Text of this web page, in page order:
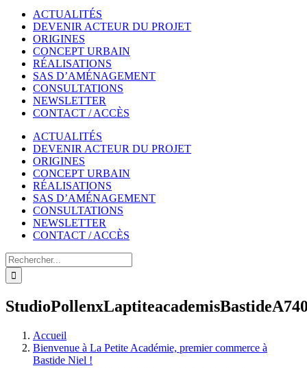
ACTUALITÉS
DEVENIR ACTEUR DU PROJET
ORIGINES
CONCEPT URBAIN
RÉALISATIONS
SAS D’AMÉNAGEMENT
CONSULTATIONS
NEWSLETTER
CONTACT / ACCÈS
ACTUALITÉS
DEVENIR ACTEUR DU PROJET
ORIGINES
CONCEPT URBAIN
RÉALISATIONS
SAS D’AMÉNAGEMENT
CONSULTATIONS
NEWSLETTER
CONTACT / ACCÈS
Rechercher
Accueil
Bienvenue à La Petite Académie, premier commerce à
Bastide Niel !